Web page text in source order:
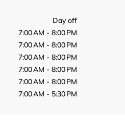
Day off
7:00 AM - 8:00 PM
7:00 AM - 8:00 PM
7:00 AM - 8:00 PM
7:00 AM - 8:00 PM
7:00 AM - 8:00 PM
7:00 AM - 5:30 PM